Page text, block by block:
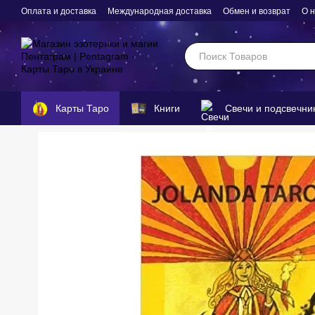
Перейти к основному контенту
Оплата и доставка Международная доставка Обмен и возврат О
Карты Таро Книги Свечи и